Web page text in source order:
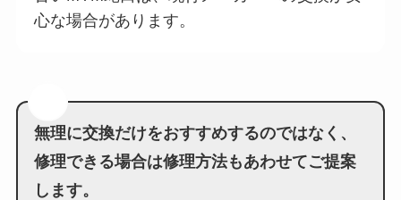
心な場合があります。
無理に交換だけをおすすめするのではなく、
修理できる場合は修理方法もあわせてご提案
します。